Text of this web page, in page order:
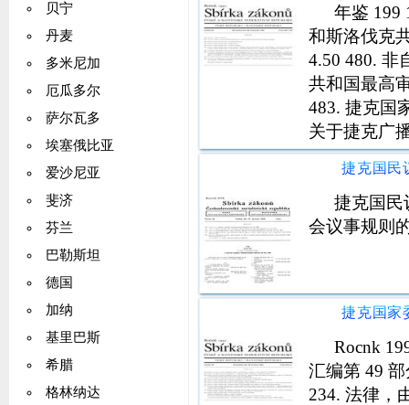
贝宁
丹麦
多米尼加
厄瓜多尔
萨尔瓦多
埃塞俄比亚
爱沙尼亚
斐济
芬兰
巴勒斯坦
德国
加纳
基里巴斯
希腊
格林纳达
年鉴 199
和斯洛伐克
4.50 480. 非
共和国最高
483. 捷克国
关于捷克广
会，由捷克
捷克国民
会议事规则
Rocnk
汇编第 49 部
234. 法律，